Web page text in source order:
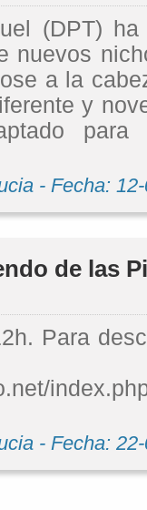
(DPT)
nuevos
a la
y
para
- Fecha:
de las
Para
- Fecha: